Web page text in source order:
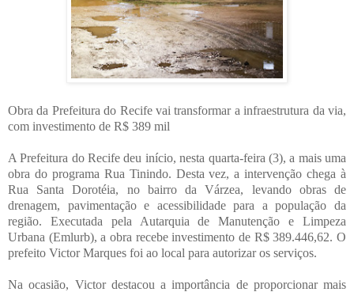
Obra da Prefeitura do Recife vai transformar a infraestrutura da via,
com investimento de R$ 389 mil
A Prefeitura do Recife deu início, nesta quarta-feira (3), a mais uma
obra do programa Rua Tinindo. Desta vez, a intervenção chega à
Rua Santa Dorotéia, no bairro da Várzea, levando obras de
drenagem, pavimentação e acessibilidade para a população da
região. Executada pela Autarquia de Manutenção e Limpeza
Urbana (Emlurb), a obra recebe investimento de R$ 389.446,62. O
prefeito Victor Marques foi ao local para autorizar os serviços.
Na ocasião, Victor destacou a importância de proporcionar mais